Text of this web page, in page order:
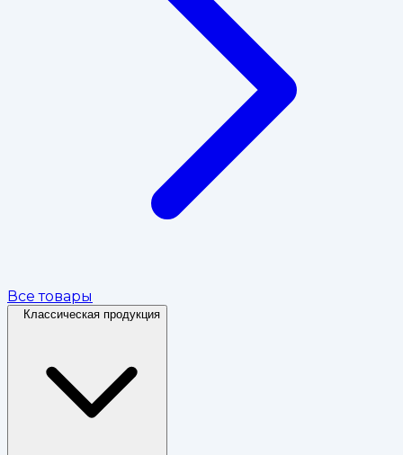
Все товары
Классическая продукция